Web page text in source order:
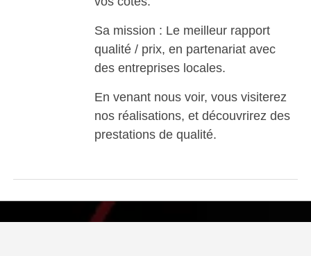
Sa mission : Le meilleur rapport
qualité / prix, en partenariat avec
des entreprises locales.
En venant nous voir, vous visiterez
nos réalisations, et découvrirez des
prestations de qualité.